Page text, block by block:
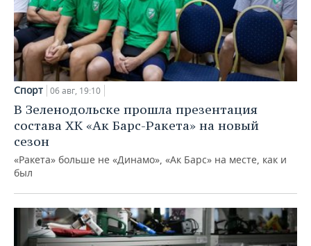
Спорт 06 авг, 19:10
В Зеленодольске прошла презентация
состава ХК «Ак Барс-Ракета» на новый
сезон
«Ракета» больше не «Динамо», «Ак Барс» на месте, как и
был